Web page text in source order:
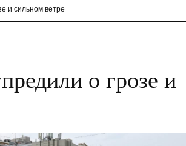
и сильном ветре
о грозе и